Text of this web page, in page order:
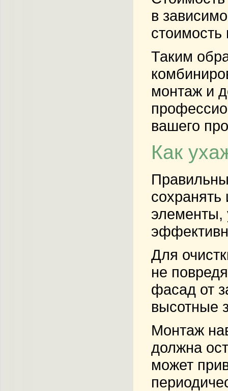
в
стоимость
Таким
монтаж и
вашего
Как
элементы,
Для
не
фасад от
высотные
Монтаж
должна
может